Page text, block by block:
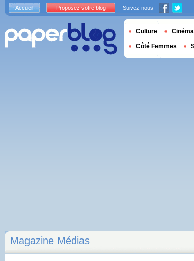
Magazine Médias
Accueil Proposez votre blog Suivez nous
Culture Cinéma
Côté Femmes